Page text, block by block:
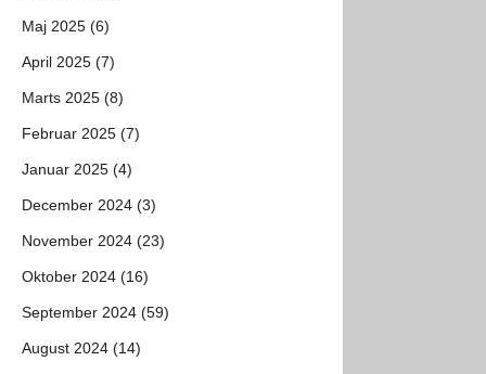
Maj 2025 (6)
April 2025 (7)
Marts 2025 (8)
Februar 2025 (7)
Januar 2025 (4)
December 2024 (3)
November 2024 (23)
Oktober 2024 (16)
September 2024 (59)
August 2024 (14)